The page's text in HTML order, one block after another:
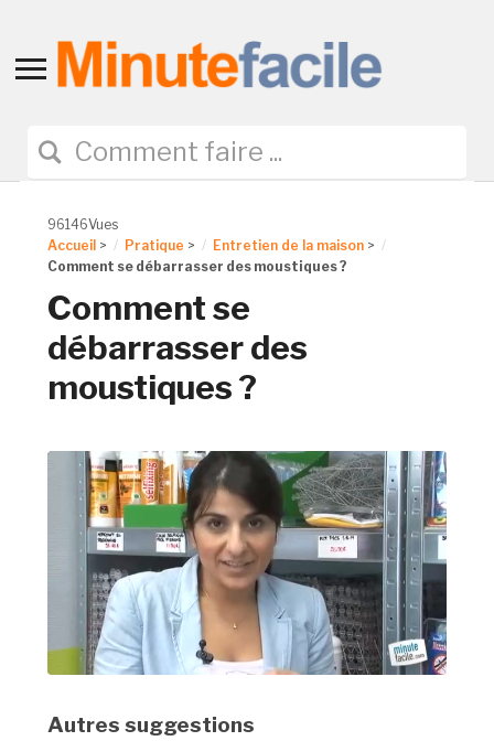
Toggle
navigation
96146Vues
Accueil > Pratique > Entretien de la maison >
Comment se débarrasser des moustiques ?
Comment se
débarrasser des
moustiques ?
Autres suggestions